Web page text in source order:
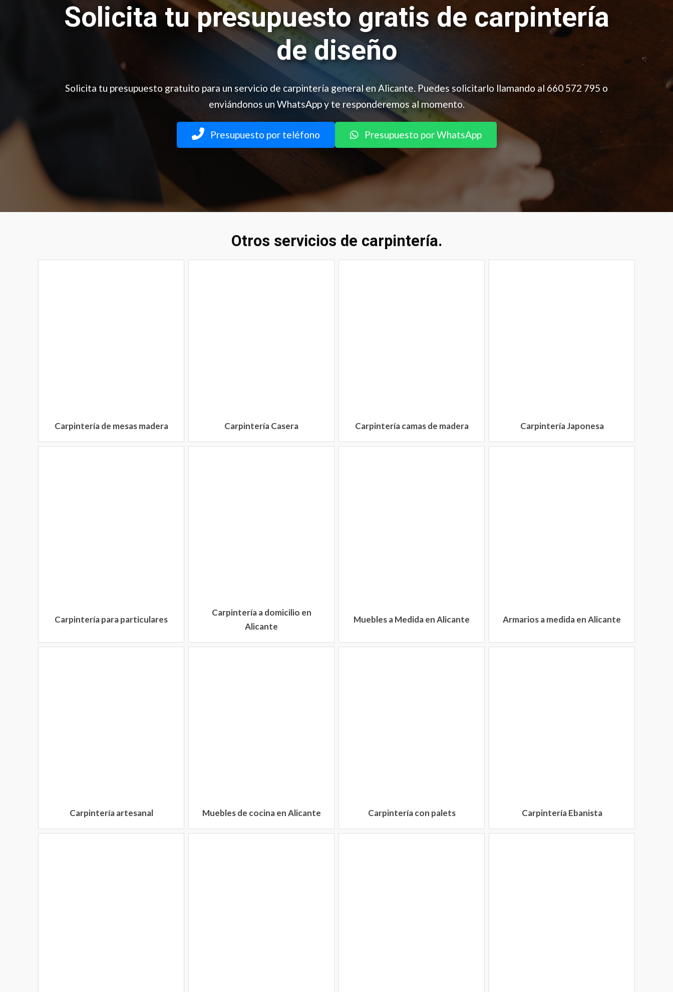
Solicita tu presupuesto gratis de carpintería
de diseño
Solicita tu presupuesto gratuito para un servicio de carpintería general en Alicante. Puedes solicitarlo llamando al 660 572 795 o
enviándonos un WhatsApp y te responderemos al momento.
Presupuesto por teléfono Presupuesto por WhatsApp
Otros servicios de carpintería.
Carpintería de mesas madera Carpintería Casera Carpintería camas de madera Carpintería Japonesa
Carpintería para particulares
Carpintería a domicilio en
Alicante
Muebles a Medida en Alicante Armarios a medida en Alicante
Carpintería artesanal Muebles de cocina en Alicante Carpintería con palets Carpintería Ebanista